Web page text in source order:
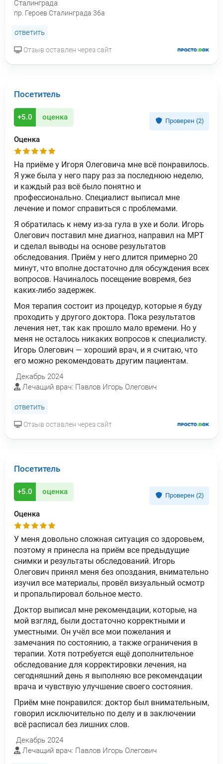
Сталинграда
пр. Героев Сталинграда 36а
ответить
Отзыв оставлен через сайт
Посетитель
+5.0 оценка Проверен (2)
Оценка
На приёме у Игоря Олеговича мне всё понравилось.
Я уже была у него пару раз за последнюю неделю,
и каждый раз всё было понятно и
профессионально. Специалист выписал мне
лечение и помог справиться с проблемами.
Я обратилась к нему из-за гула в ухе и боли. Игорь
Олегович поставил мне диагноз, направил на МРТ
и сделал выводы на основе результатов
обследования. Приём у него длится примерно 20
минут, что вполне достаточно для обсуждения всех
вопросов. Начиналось посещение вовремя, без
каких-либо задержек.
Моя терапия состоит из процедур, которые я буду
проходить у другого доктора. Пока результатов
лечения нет, так как прошло мало времени. Но у
меня не осталось никаких вопросов к специалисту.
Игорь Олегович — хороший врач, и я считаю, что
его можно рекомендовать другим пациентам.
Декабрь 2024
Лечащий врач: Павлов Игорь Олегович
ответить
Отзыв оставлен через сайт
Посетитель
+5.0 оценка Проверен (2)
Оценка
У меня довольно сложная ситуация со здоровьем,
поэтому я принесла на приём все предыдущие
снимки и результаты обследований. Игорь
Олегович принял меня без опоздания, внимательно
изучил все материалы, провёл визуальный осмотр
и пропальпировал больное место.
Доктор выписал мне рекомендации, которые, на
мой взгляд, были достаточно корректными и
уместными. Он учёл все мои пожелания и
замечания по состоянию, а также ограничения в
терапии. Хотя потребуется ещё дополнительное
обследование для корректировки лечения, на
сегодняшний день я выполняю все рекомендации
врача и чувствую улучшение своего состояния.
Приём мне понравился: доктор был внимательным,
говорил исключительно по делу и в заключении
всё расписал без лишних слов.
Декабрь 2024
Лечащий врач: Павлов Игорь Олегович